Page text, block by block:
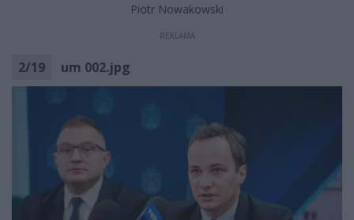
Piotr Nowakowski
REKLAMA
2/19 um 002.jpg